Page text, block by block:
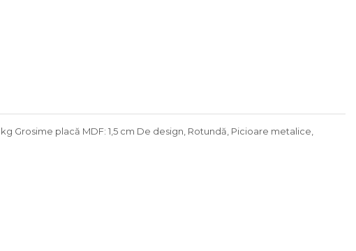
Grosime placă MDF: 1,5 cm De design, Rotundă, Picioare metalice,